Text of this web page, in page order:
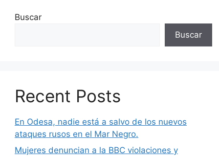
Buscar
Buscar
Recent Posts
En Odesa, nadie está a salvo de los nuevos
ataques rusos en el Mar Negro.
Mujeres denuncian a la BBC violaciones y